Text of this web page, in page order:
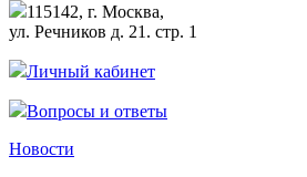
115142, г. Москва,
ул. Речников д. 21. стр. 1
Личный кабинет
Вопросы и ответы
Новости